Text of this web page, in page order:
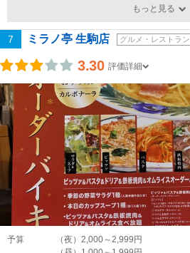
もっと見る
7 ミラノ亭 生駒店 グルメ・レストラン
3.30 評価詳細
予算
（夜）2,000～2,999円